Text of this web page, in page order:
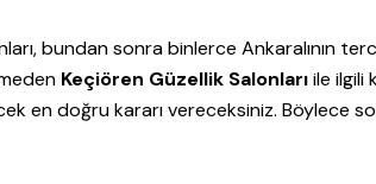
bundan sonra binlerce Ankaralının
Keçiören Güzellik Salonlarıile ilgili
en doğru kararı vereceksiniz. Böylece